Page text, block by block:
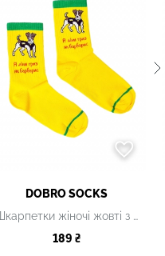
DOBRO SOCKS
Шкарпетки жіночі жовті з принтом
189 ₴